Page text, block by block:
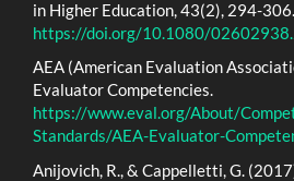
in Higher Education, 43(2), 294-306.
https://doi.org/10.1080/
AEA (American Evaluation
Evaluator Competencies.
https://www.eval.org/About/
Standards/AEA-Evaluator-
Anijovich, R., & Cappelletti, G.